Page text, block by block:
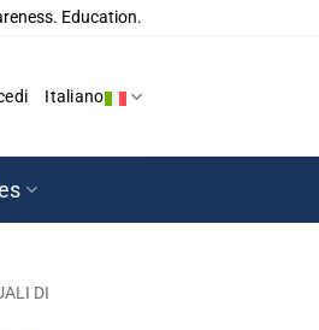
Education.
Italiano
DI